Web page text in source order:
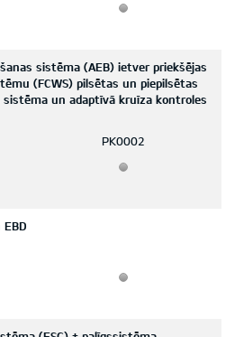
sistēma (AEB) ietver priekšējas
(FCWS) pilsētas un piepilsētas
un adaptīvā kruīza kontroles
PK0002